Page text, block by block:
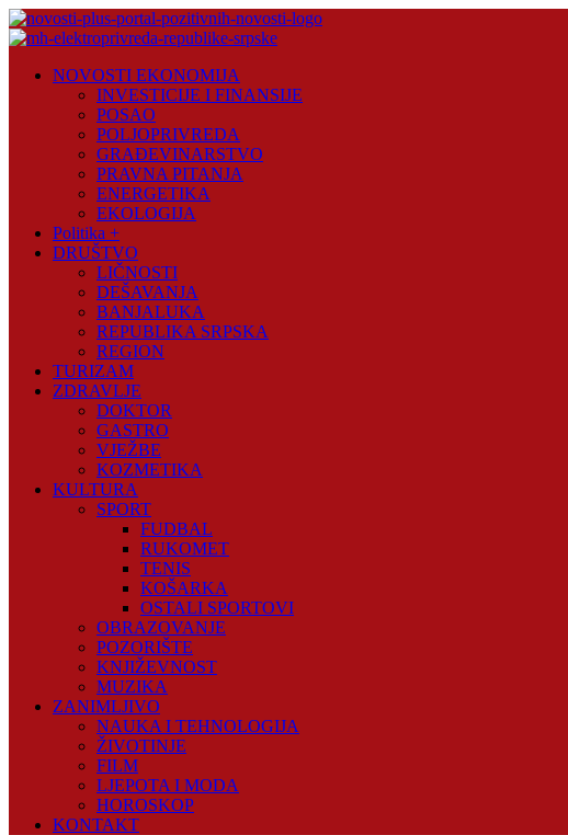
Skip
to
Plus
NOVOSTI EKONOMIJA
INVESTICIJE I FINANSIJE
POSAO
POLJOPRIVREDA
GRAĐEVINARSTVO
PRAVNA PITANJA
ENERGETIKA
EKOLOGIJA
Politika +
DRUŠTVO
LIČNOSTI
DEŠAVANJA
BANJALUKA
REPUBLIKA SRPSKA
REGION
TURIZAM
ZDRAVLJE
DOKTOR
GASTRO
VJEŽBE
KOZMETIKA
KULTURA
SPORT
FUDBAL
RUKOMET
TENIS
KOŠARKA
OSTALI SPORTOVI
OBRAZOVANJE
POZORIŠTE
KNJIŽEVNOST
MUZIKA
ZANIMLJIVO
NAUKA I TEHNOLOGIJA
ŽIVOTINJE
FILM
LJEPOTA I MODA
HOROSKOP
KONTAKT